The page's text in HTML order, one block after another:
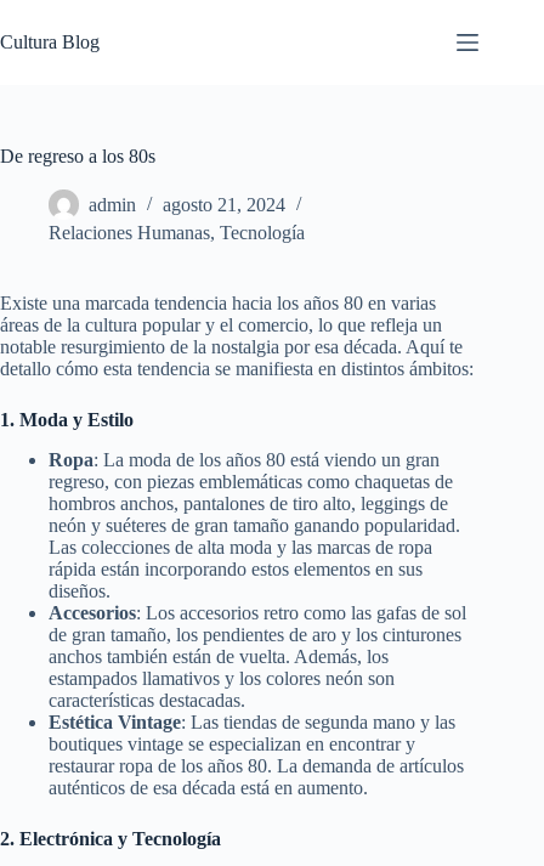
al
contenido
Cultura Blog
De regreso a los 80s
admin
agosto 21, 2024
Relaciones Humanas, Tecnología
Existe una marcada tendencia hacia los años 80 en varias
áreas de la cultura popular y el comercio, lo que refleja un
notable resurgimiento de la nostalgia por esa década. Aquí te
detallo cómo esta tendencia se manifiesta en distintos ámbitos:
1. Moda y Estilo
Ropa: La moda de los años 80 está viendo un gran
regreso, con piezas emblemáticas como chaquetas de
hombros anchos, pantalones de tiro alto, leggings de
neón y suéteres de gran tamaño ganando popularidad.
Las colecciones de alta moda y las marcas de ropa
rápida están incorporando estos elementos en sus
diseños.
Accesorios: Los accesorios retro como las gafas de sol
de gran tamaño, los pendientes de aro y los cinturones
anchos también están de vuelta. Además, los
estampados llamativos y los colores neón son
características destacadas.
Estética Vintage: Las tiendas de segunda mano y las
boutiques vintage se especializan en encontrar y
restaurar ropa de los años 80. La demanda de artículos
auténticos de esa década está en aumento.
2. Electrónica y Tecnología